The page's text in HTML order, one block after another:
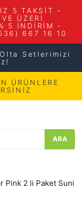
5 TAKSİT -
ÜZERİ
5 İNDİRİM -
667 16 10
Olta Setlerimizi
ÜRÜNLERE
ARA